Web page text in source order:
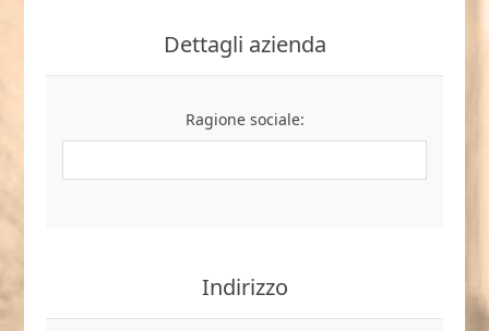
Dettagli azienda
Ragione sociale:
Indirizzo